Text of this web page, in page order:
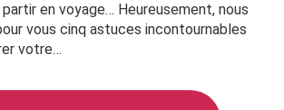
en voyage… Heureusement, nous
vous cinq astuces incontournables
votre…